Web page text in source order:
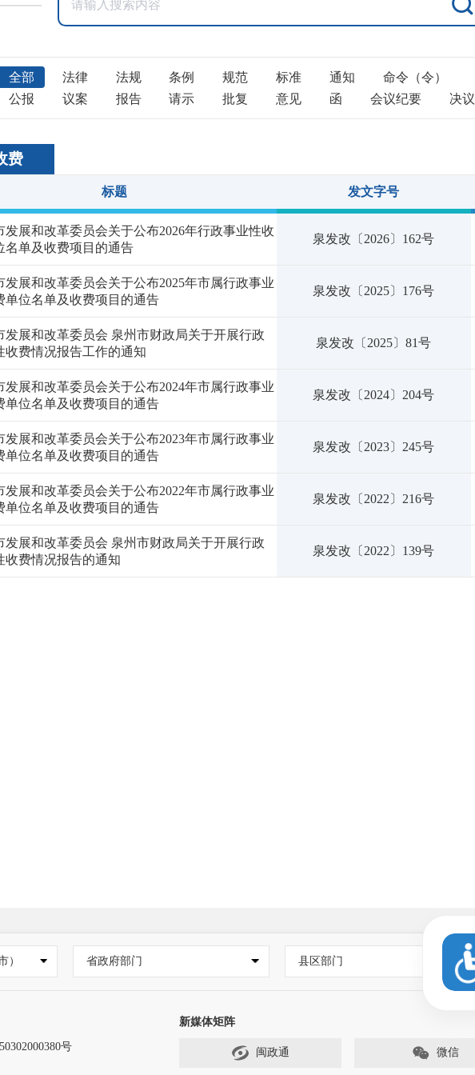
全部 法律 法规 条例 规范 标准 通知 命令（令）
公报
议案 报告 请示 批复 意见 函 会议纪要 决议
费
标题 发文字号
发展和改革委员会关于公布2026年行政事业性收
名单及收费项目的通告
泉发改〔2026〕162号
发展和改革委员会关于公布2025年市属行政事业
单位名单及收费项目的通告
泉发改〔2025〕176号
发展和改革委员会 泉州市财政局关于开展行政
收费情况报告工作的通知
泉发改〔2025〕81号
发展和改革委员会关于公布2024年市属行政事业
单位名单及收费项目的通告
泉发改〔2024〕204号
发展和改革委员会关于公布2023年市属行政事业
单位名单及收费项目的通告
泉发改〔2023〕245号
发展和改革委员会关于公布2022年市属行政事业
单位名单及收费项目的通告
泉发改〔2022〕216号
发展和改革委员会 泉州市财政局关于开展行政
收费情况报告的通知
泉发改〔2022〕139号
） 省政府部门 县区部门
号
新媒体矩阵
闽政通 微信